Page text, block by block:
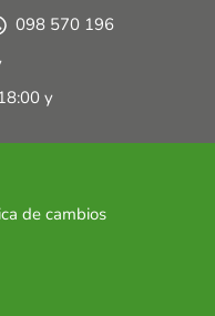
098 570 196
y
de cambios